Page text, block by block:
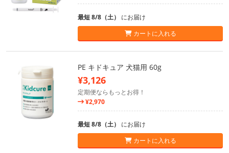
最短 8/8（土） にお届け
カートに入れる
PE キドキュア 犬猫用 60g
¥3,126
定期便ならもっとお得！
¥2,970
最短 8/8（土） にお届け
カートに入れる